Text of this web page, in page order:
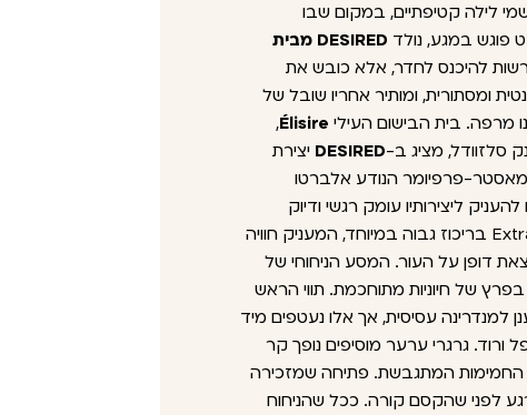
לילה קטיפתיים, במקום שבו
פוגש במגע, נולד
DESIRED מבית
רשות להיכנס לחדר, אלא כובש את
ומסתורית, ומותיר אחריו שובל של
מרפה. בית הבישום העילי Élisire
,
סלזוודל, מציג ב-DESIRED יצירת
פרפיומר הנודע אלברטו
ליצירותיו עומק רגשי ודיוק
אסתטי, יצר כאן Extrait de Parfum בריכוז גבוה במיוחד, המעניק חוויה
דופן על העור. המסע הניחוחי של
של חיוניות מתוחכמת. תווי הראש
למנדרינה עסיסית, אך אלו נעטפים מיד
גרגרי ערער מוסיפים נופך קר
החמימות המתגבשת. פתיחה שמזכירה
לפני שהקסם קורה. ככל שהניחוח